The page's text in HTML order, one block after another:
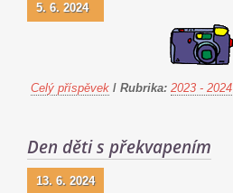
5. 6. 2024
Celý příspěvek / Rubrika: 2023 - 2024
Den děti s překvapením
13. 6. 2024